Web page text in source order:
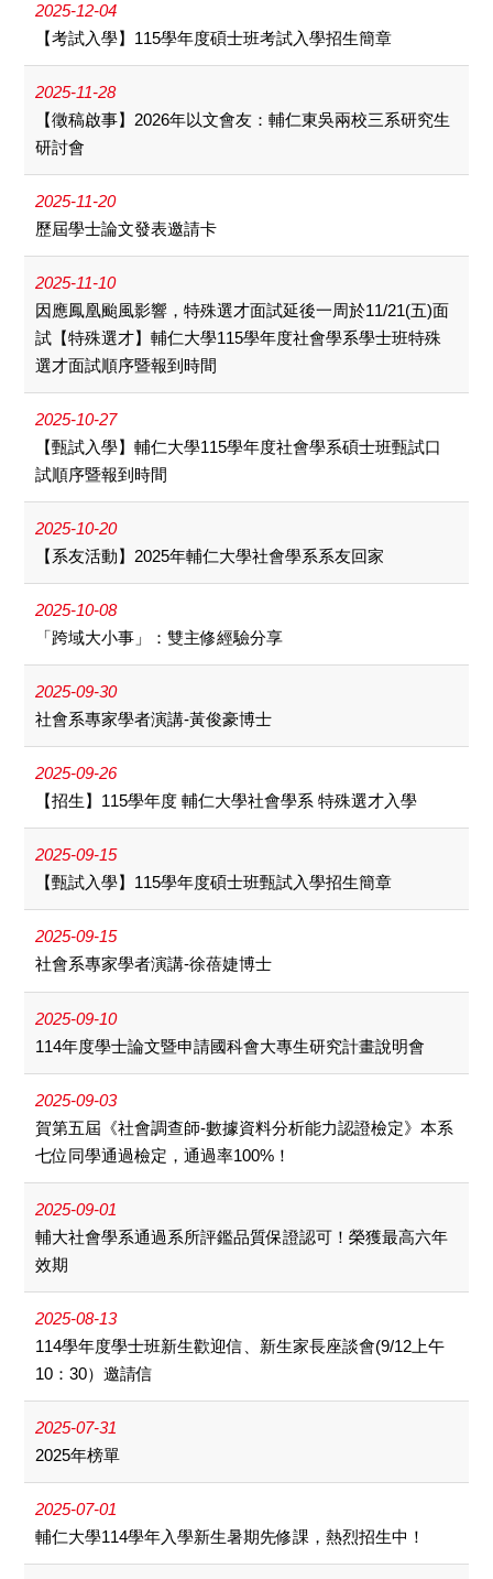
2025-12-04
【考試入學】115學年度碩士班考試入學招生簡章
2025-11-28
【徵稿啟事】2026年以文會友：輔仁東吳兩校三系研究生
研討會
2025-11-20
歷屆學士論文發表邀請卡
2025-11-10
因應鳳凰颱風影響，特殊選才面試延後一周於11/21(五)面
試【特殊選才】輔仁大學115學年度社會學系學士班特殊
選才面試順序暨報到時間
2025-10-27
【甄試入學】輔仁大學115學年度社會學系碩士班甄試口
試順序暨報到時間
2025-10-20
【系友活動】2025年輔仁大學社會學系系友回家
2025-10-08
「跨域大小事」：雙主修經驗分享
2025-09-30
社會系專家學者演講-黃俊豪博士
2025-09-26
【招生】115學年度 輔仁大學社會學系 特殊選才入學
2025-09-15
【甄試入學】115學年度碩士班甄試入學招生簡章
2025-09-15
社會系專家學者演講-徐蓓婕博士
2025-09-10
114年度學士論文暨申請國科會大專生研究計畫說明會
2025-09-03
賀第五屆《社會調查師-數據資料分析能力認證檢定》本系
七位同學通過檢定，通過率100%！
2025-09-01
輔大社會學系通過系所評鑑品質保證認可！榮獲最高六年
效期
2025-08-13
114學年度學士班新生歡迎信、新生家長座談會(9/12上午
10：30）邀請信
2025-07-31
2025年榜單
2025-07-01
輔仁大學114學年入學新生暑期先修課，熱烈招生中！